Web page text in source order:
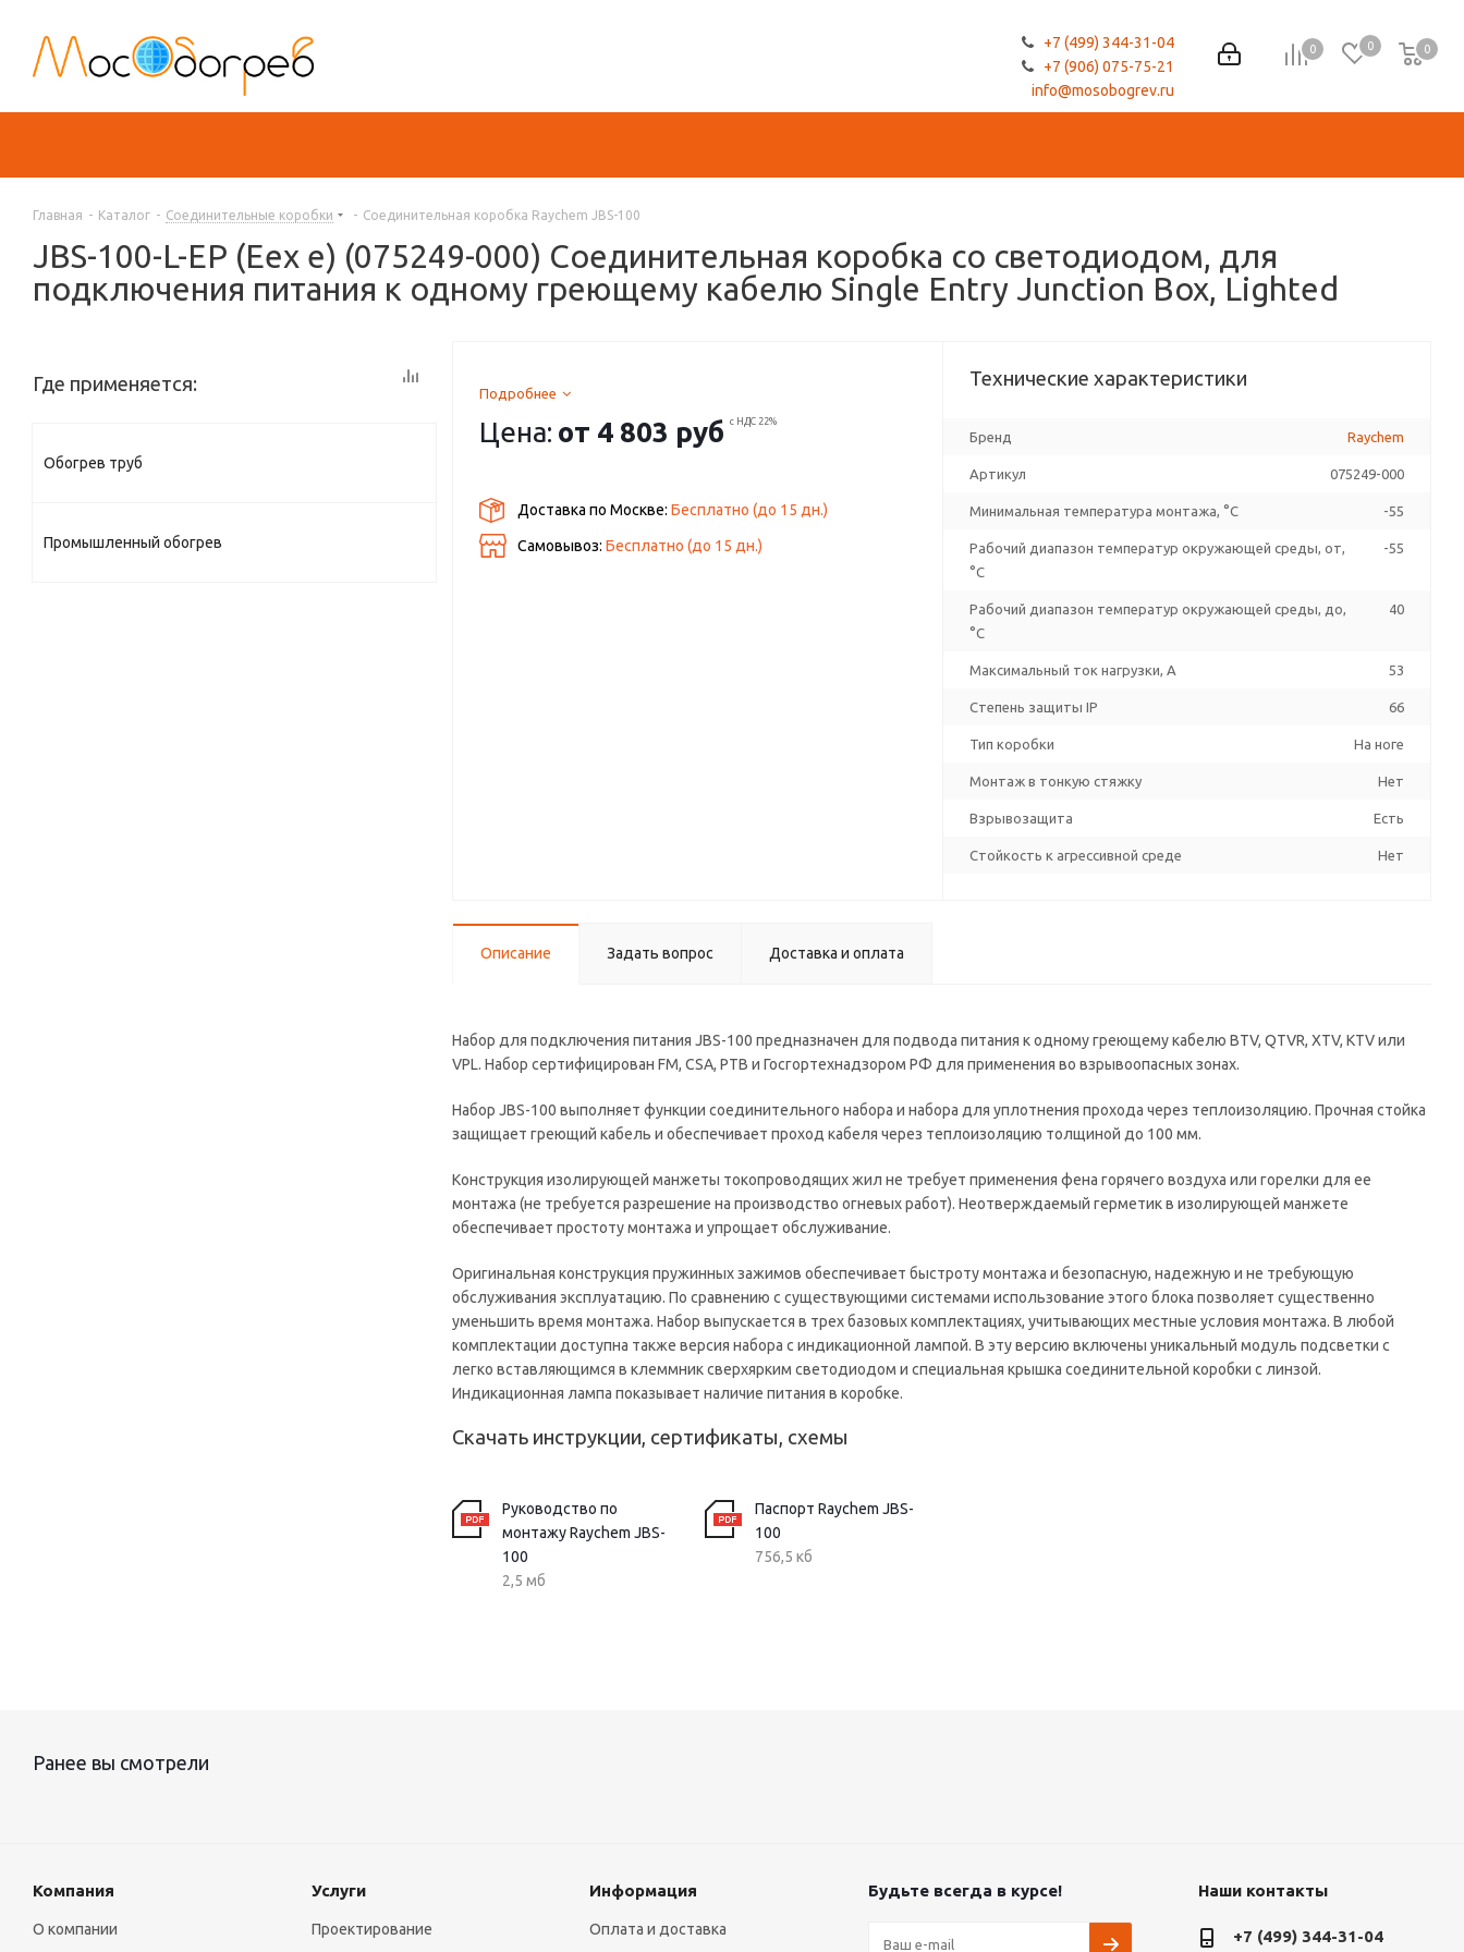
0 0 0
0
+7 (499) 344-31-04
+7 (906) 075-75-21
info@mosobogrev.ru
Главная - Каталог - Соединительные коробки - Соединительная коробка Raychem JBS-100
JBS-100-L-EP (Eex e) (075249-000) Соединительная коробка со светодиодом, для
подключения питания к одному греющему кабелю Single Entry Junction Box, Lighted
Подробнее
Цена: от 4 803 руб с НДС 22%
Доставка по Москве:Бесплатно (до 15 дн.)
Самовывоз:Бесплатно (до 15 дн.)
Технические характеристики
Бренд Raychem
Артикул 075249-000
Минимальная температура монтажа, °C -55
Рабочий диапазон температур окружающей среды, от,
°C
-55
Рабочий диапазон температур окружающей среды, до,
°C
40
Максимальный ток нагрузки, А 53
Степень защиты IP 66
Тип коробки На ноге
Монтаж в тонкую стяжку Нет
Взрывозащита Есть
Стойкость к агрессивной среде Нет
Описание Задать вопрос Доставка и оплата
Набор для подключения питания JBS-100 предназначен для подвода питания к одному греющему кабелю BTV, QTVR, XTV, KTV или
VPL. Набор сертифицирован FM, CSA, РТВ и Госгортехнадзором РФ для применения во взрывоопасных зонах.
Набор JBS-100 выполняет функции соединительного набора и набора для уплотнения прохода через теплоизоляцию. Прочная стойка
защищает греющий кабель и обеспечивает проход кабеля через теплоизоляцию толщиной до 100 мм.
Конструкция изолирующей манжеты токопроводящих жил не требует применения фена горячего воздуха или горелки для ее
монтажа (не требуется разрешение на производство огневых работ). Неотверждаемый герметик в изолирующей манжете
обеспечивает простоту монтажа и упрощает обслуживание.
Оригинальная конструкция пружинных зажимов обеспечивает быстроту монтажа и безопасную, надежную и не требующую
обслуживания эксплуатацию. По сравнению с существующими системами использование этого блока позволяет существенно
уменьшить время монтажа. Набор выпускается в трех базовых комплектациях, учитывающих местные условия монтажа. В любой
комплектации доступна также версия набора с индикационной лампой. В эту версию включены уникальный модуль подсветки с
легко вставляющимся в клеммник сверхярким светодиодом и специальная крышка соединительной коробки с линзой.
Индикационная лампа показывает наличие питания в коробке.
Скачать инструкции, сертификаты, схемы
Руководство по
монтажу Raychem JBS-
100
2,5 мб
Паспорт Raychem JBS-
100
756,5 кб
Где применяется:
Обогрев труб
Промышленный обогрев
Ранее вы смотрели
Компания
О компании
Услуги
Проектирование
Информация
Оплата и доставка
Будьте всегда в курсе! Наши контакты
+7 (499) 344-31-04